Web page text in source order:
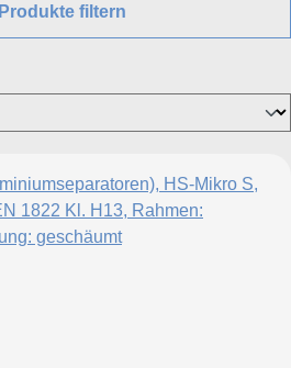
Produkte filtern